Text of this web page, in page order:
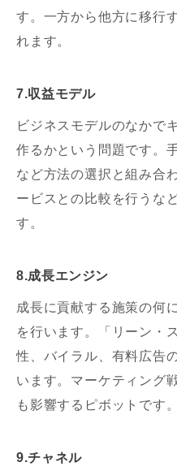
す。一方から他方に移行
れます。
7.収益モデル
ビジネスモデルのなかで
作るかという問題です。
など方法の選択と組み合
ービスとの比較を行うな
す。
8.成長エンジン
成長に貢献する施策の何
を行います。「リーン・
性、バイラル、有料広告
います。マーケティング
も影響するピボットです。
9.チャネル